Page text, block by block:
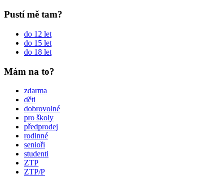
Pustí mě tam?
do 12 let
do 15 let
do 18 let
Mám na to?
zdarma
děti
dobrovolné
pro školy
předprodej
rodinné
senioři
studenti
ZTP
ZTP/P